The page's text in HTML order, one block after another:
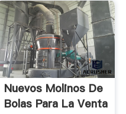
Nuevos Molinos De
Bolas Para La Venta